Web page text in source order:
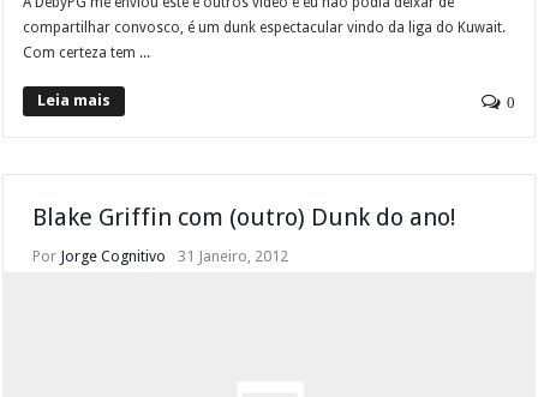
compartilhar convosco, é um dunk espectacular vindo da liga do Kuwait.
Com certeza tem ...
Leia mais 0
Blake Griffin com (outro) Dunk do ano!
Por Jorge Cognitivo 31 Janeiro, 2012